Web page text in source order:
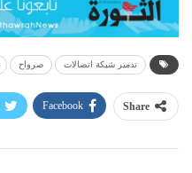
تدمير شبكة اتصالات صرواح
Share
Facebook